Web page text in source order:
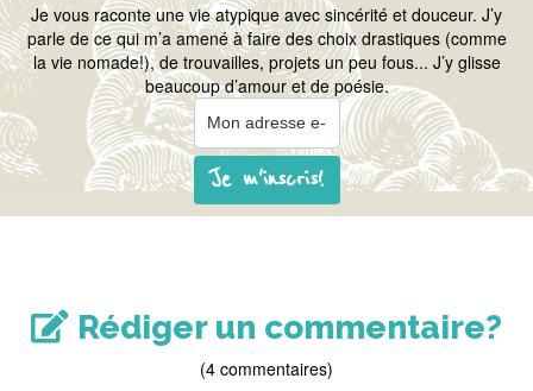
Je vous raconte une vie atypique avec sincérité et douceur. J’y
parle de ce qui m’a amené à faire des choix drastiques (comme
la vie nomade!), de trouvailles, projets un peu fous... J’y glisse
beaucoup d’amour et de poésie.
Je m'inscris!
Rédiger un commentaire?
(4 commentaires)